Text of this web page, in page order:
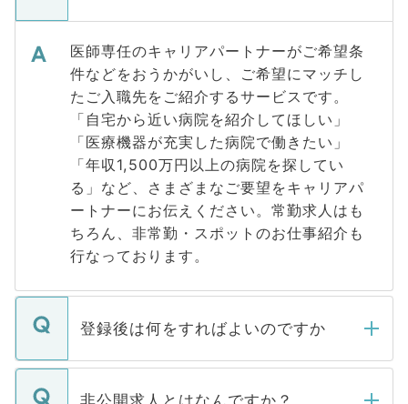
医師専任のキャリアパートナーがご希望条
件などをおうかがいし、ご希望にマッチし
たご入職先をご紹介するサービスです。
「自宅から近い病院を紹介してほしい」
「医療機器が充実した病院で働きたい」
「年収1,500万円以上の病院を探してい
る」など、さまざまなご要望をキャリアパ
ートナーにお伝えください。常勤求人はも
ちろん、非常勤・スポットのお仕事紹介も
行なっております。
登録後は何をすればよいのですか
ご登録いただきましたら、弊社担当者がご
登録内容を確認し、その後メールもしくは